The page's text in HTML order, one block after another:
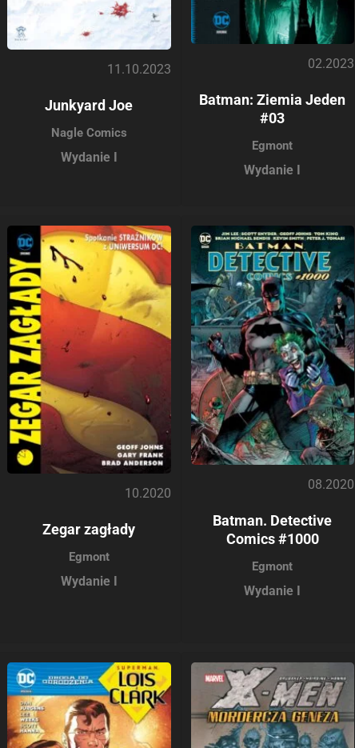
11.10.2023
Junkyard Joe
Nagle Comics
Wydanie I
02.2023
Batman: Ziemia Jeden
#03
Egmont
Wydanie I
10.2020
Zegar zagłady
Egmont
Wydanie I
08.2020
Batman. Detective
Comics #1000
Egmont
Wydanie I